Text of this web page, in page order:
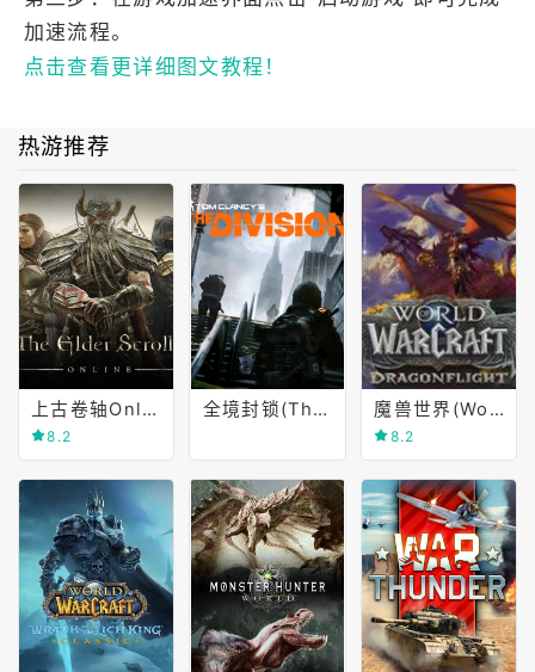
加速流程。
点击查看更详细图文教程！
热游推荐
上古卷轴Online(The Elder Scrolls Online)
8.2
全境封锁(The Division) 魔兽世界(World of Warcraft)
8.2